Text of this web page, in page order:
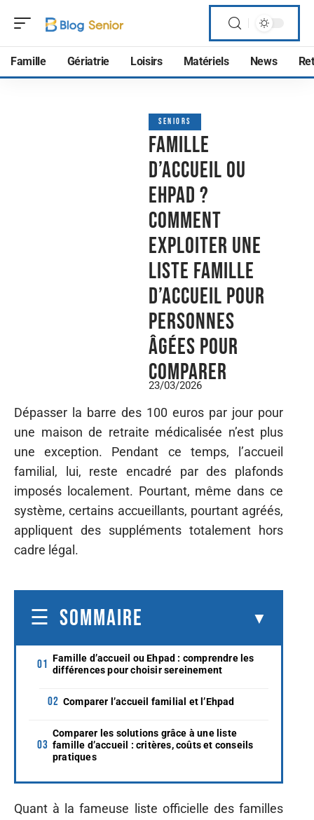
Famille Gériatrie Loisirs Matériels News
SENIORS
Famille
d’accueil ou
Ehpad ?
Comment
exploiter une
Liste famille
d’accueil pour
personnes
âgées pour
comparer
23/03/2026
Dépasser la barre des 100 euros par jour pour
une maison de retraite médicalisée n’est plus
une exception. Pendant ce temps, l’accueil
familial, lui, reste encadré par des plafonds
imposés localement. Pourtant, même dans ce
système, certains accueillants, pourtant agréés,
appliquent des suppléments totalement hors
cadre légal.
SOMMAIRE
Famille d’accueil ou Ehpad : comprendre les
différences pour choisir sereinement
Comparer l’accueil familial et l’Ehpad
Comparer les solutions grâce à une liste
famille d’accueil : critères, coûts et conseils
pratiques
Quant à la fameuse liste officielle des familles